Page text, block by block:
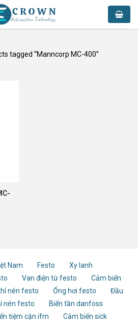
tagged “Manncorp MC-400”
Nam Festo
Xy lanh
Van điện từ festo
Cảm biến
nén festo Ống hơi festo
Đầu
nén festo
Biến tần danfoss
tiệm cận ifm
Cảm biến sick